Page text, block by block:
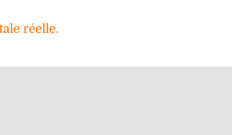
réelle.